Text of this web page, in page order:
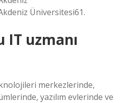
Üniversitesi61.
IT uzmanı
merkezlerinde,
yazılım evlerinde ve